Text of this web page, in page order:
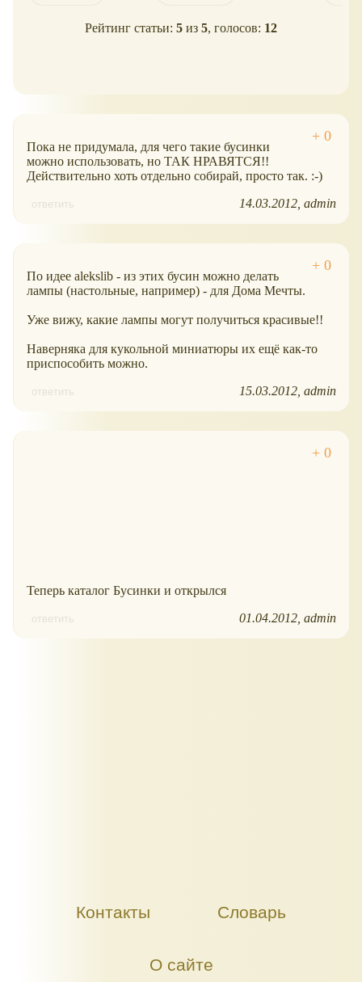
Рейтинг статьи: 5 из 5, голосов: 12
Пока не придумала, для чего такие бусинки
можно использовать, но ТАК НРАВЯТСЯ!!
Действительно хоть отдельно собирай, просто так. :-)
ответить 14.03.2012 admin
По идее alekslib - из этих бусин можно делать
лампы (настольные, например) - для Дома Мечты.
Уже вижу, какие лампы могут получиться красивые!!
Наверняка для кукольной миниатюры их ещё как-то
приспособить можно.
ответить 15.03.2012 admin
Теперь каталог Бусинки и открылся
ответить 01.04.2012 admin
Контакты Словарь
О сайте